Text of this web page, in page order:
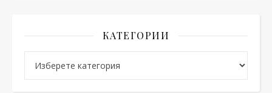
КАТЕГОРИИ